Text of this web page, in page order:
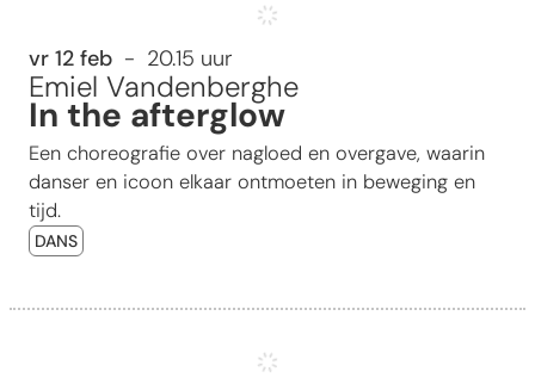
vr 12 feb 20.15 uur
In the afterglow
Emiel Vandenberghe
Een choreografie over nagloed en overgave, waarin
danser en icoon elkaar ontmoeten in beweging en
tijd.
DANS